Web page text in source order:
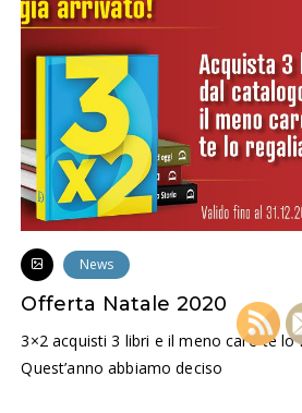
News
Offerta Natale 2020
3×2 acquisti 3 libri e il meno caro te lo
Quest’anno abbiamo deciso